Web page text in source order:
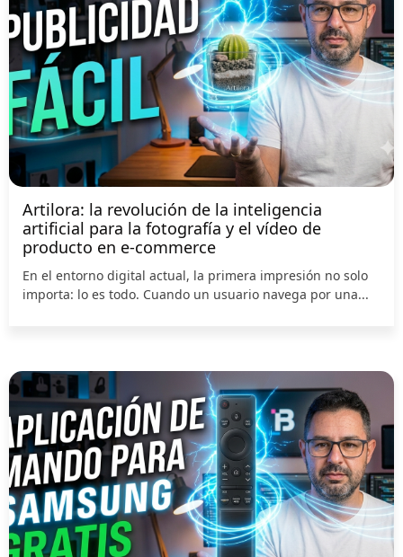
Artilora: la revolución de la inteligencia
artificial para la fotografía y el vídeo de
producto en e-commerce
En el entorno digital actual, la primera impresión no solo
importa: lo es todo. Cuando un usuario navega por una...